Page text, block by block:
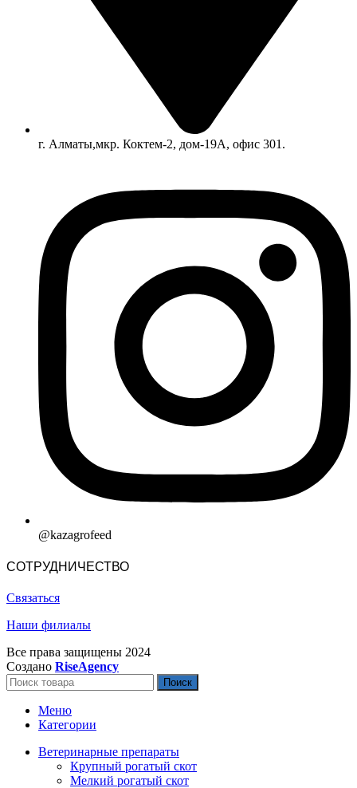
г. Алматы,мкр. Коктем-2, дом-19А, офис 301.
@kazagrofeed
СОТРУДНИЧЕСТВО
Связаться
Наши филиалы
Все права защищены 2024
Создано RiseAgency
Поиск
Меню
Категории
Ветеринарные препараты
Крупный рогатый скот
Мелкий рогатый скот